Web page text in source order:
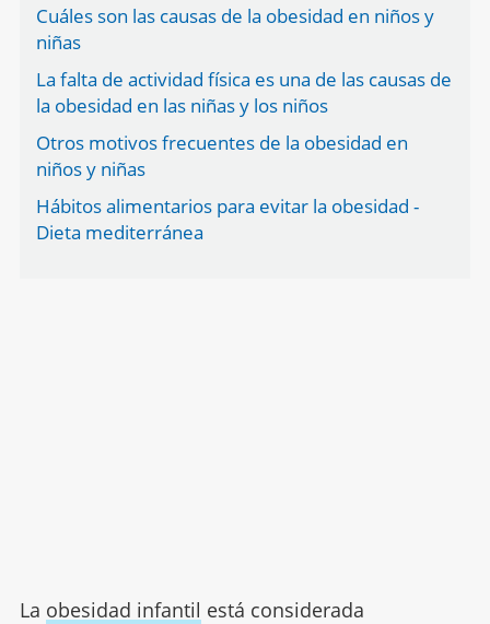
Cuáles son las causas de la obesidad en niños y
niñas
La falta de actividad física es una de las causas de
la obesidad en las niñas y los niños
Otros motivos frecuentes de la obesidad en
niños y niñas
Hábitos alimentarios para evitar la obesidad -
Dieta mediterránea
La obesidad infantil está considerada